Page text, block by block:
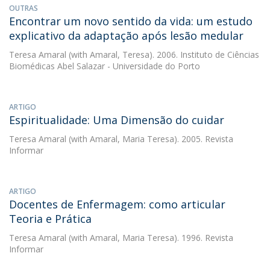
OUTRAS
Encontrar um novo sentido da vida: um estudo
explicativo da adaptação após lesão medular
Teresa Amaral (with Amaral, Teresa). 2006. Instituto de Ciências
Biomédicas Abel Salazar - Universidade do Porto
ARTIGO
Espiritualidade: Uma Dimensão do cuidar
Teresa Amaral (with Amaral, Maria Teresa). 2005. Revista
Informar
ARTIGO
Docentes de Enfermagem: como articular
Teoria e Prática
Teresa Amaral (with Amaral, Maria Teresa). 1996. Revista
Informar